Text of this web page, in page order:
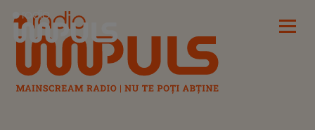
Radio Impuls